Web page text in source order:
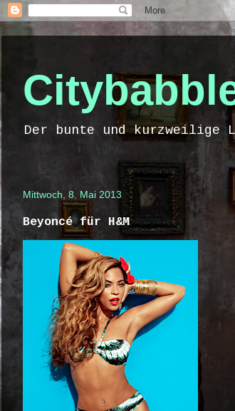
Der bunte und kurzweilige
Mittwoch, 8. Mai 2013
Beyoncé für H&M